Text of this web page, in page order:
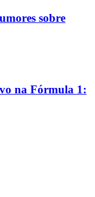
sobre
na Fórmula 1: